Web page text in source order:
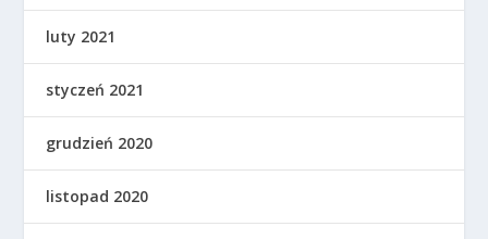
luty 2021
styczeń 2021
grudzień 2020
listopad 2020